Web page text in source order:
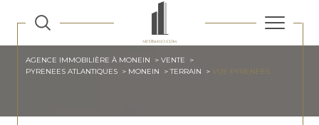
AGENCE IMMOBILIÈRE À MONEIN
VENTE
PYRENEES ATLANTIQUES
MONEIN TERRAIN VUE PYRENEES